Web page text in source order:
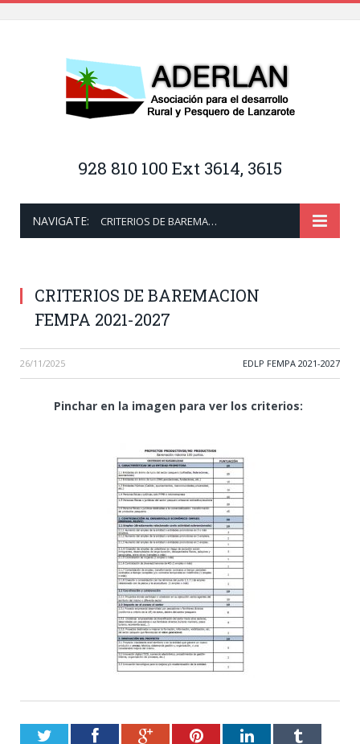
928 810 100 Ext 3614, 3615
NAVIGATE: CRITERIOS DE BAREMACION FEMPA 2021-2027
CRITERIOS DE BAREMACION
FEMPA 2021-2027
26/11/2025 EDLP FEMPA 2021-2027
Pinchar en la imagen para ver los criterios:
TwitterFacebookGoogle+PinterestLinkedInTumblr